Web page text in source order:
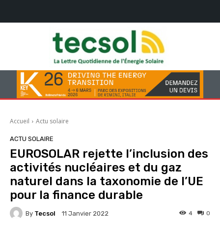
Accueil Actu solaire
ACTU SOLAIRE
EUROSOLAR rejette l’inclusion des
activités nucléaires et du gaz
naturel dans la taxonomie de l’UE
pour la finance durable
By Tecsol 11 Janvier 2022 0
4